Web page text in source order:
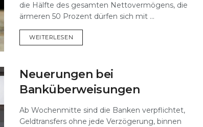
die Hälfte des gesamten Nettovermögens, die
ärmeren 50 Prozent dürfen sich mit ...
WEITERLESEN
Neuerungen bei
Banküberweisungen
Ab Wochenmitte sind die Banken verpflichtet,
Geldtransfers ohne jede Verzögerung, binnen